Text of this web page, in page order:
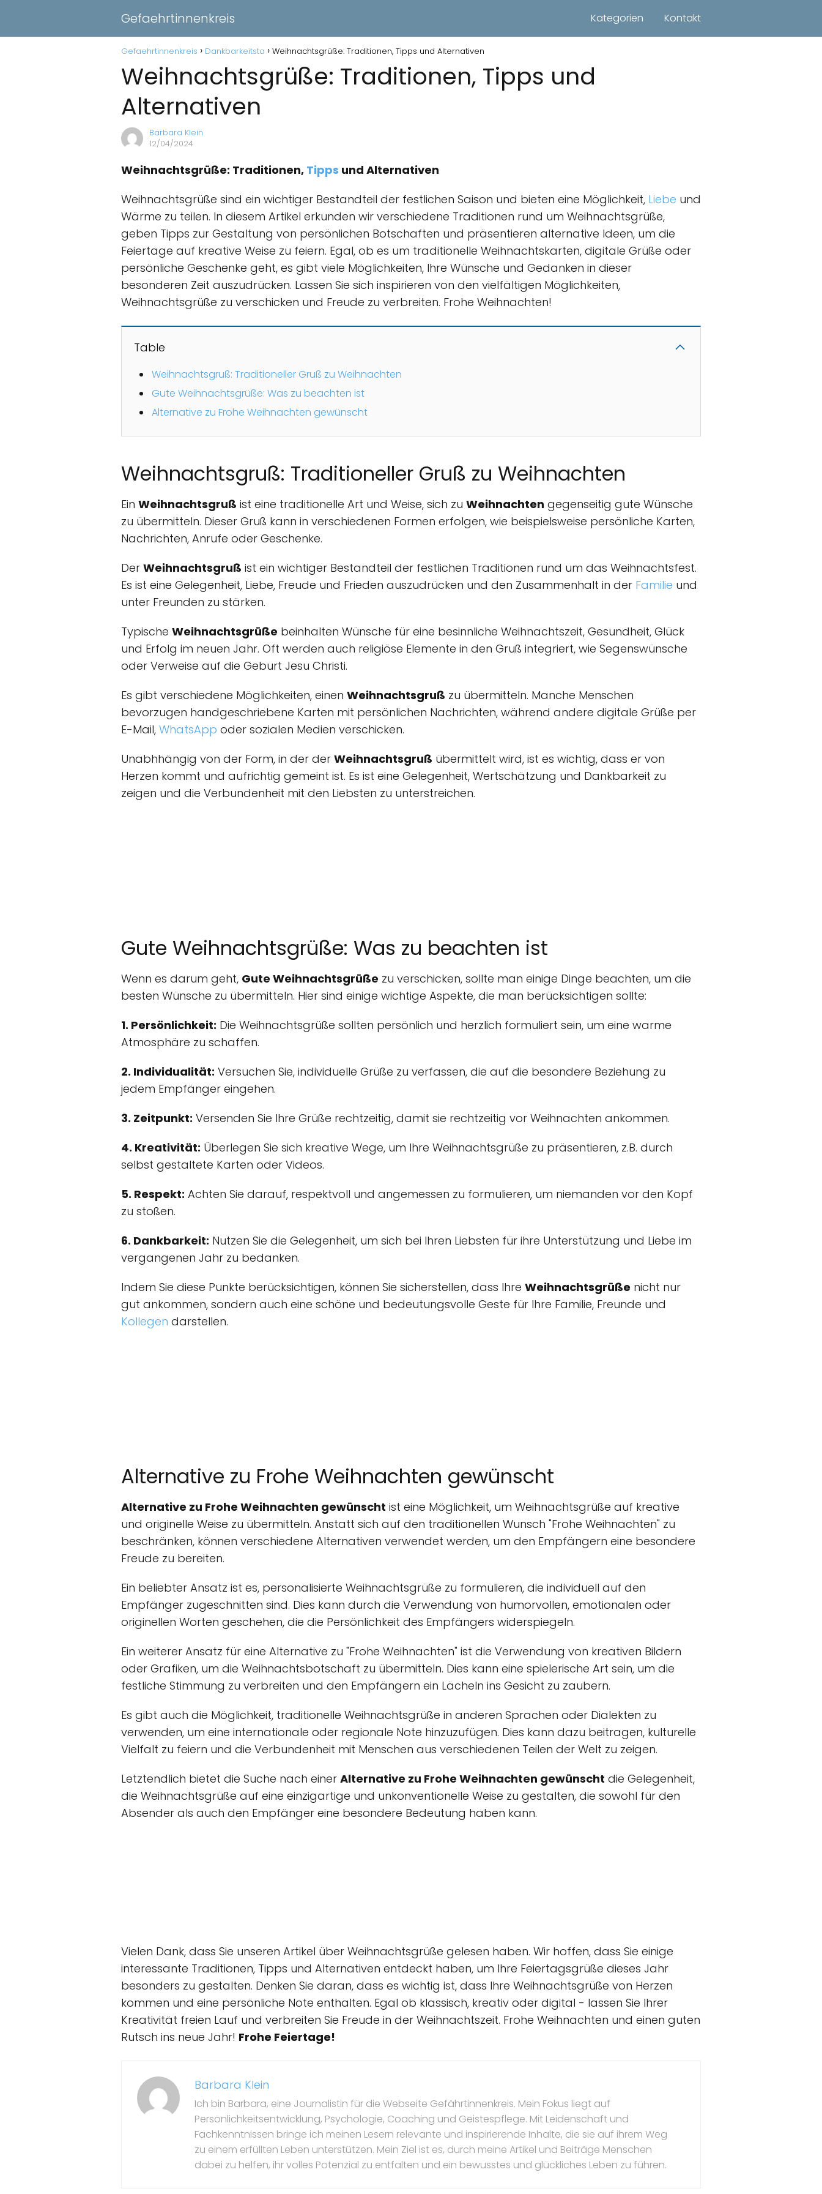
Gefaehrtinnenkreis Kategorien Kontakt
Gefaehrtinnenkreis Dankbarkeitsta Weihnachtsgrüße: Traditionen, Tipps und Alternativen
Weihnachtsgrüße: Traditionen, Tipps und
Alternativen
Barbara Klein
12/04/2024
Weihnachtsgrüße: Traditionen, Tipps und Alternativen
Weihnachtsgrüße sind ein wichtiger Bestandteil der festlichen Saison und bieten eine Möglichkeit, Liebe und
Wärme zu teilen. In diesem Artikel erkunden wir verschiedene Traditionen rund um Weihnachtsgrüße,
geben Tipps zur Gestaltung von persönlichen Botschaften und präsentieren alternative Ideen, um die
Feiertage auf kreative Weise zu feiern. Egal, ob es um traditionelle Weihnachtskarten, digitale Grüße oder
persönliche Geschenke geht, es gibt viele Möglichkeiten, Ihre Wünsche und Gedanken in dieser
besonderen Zeit auszudrücken. Lassen Sie sich inspirieren von den vielfältigen Möglichkeiten,
Weihnachtsgrüße zu verschicken und Freude zu verbreiten. Frohe Weihnachten!
Table
Weihnachtsgruß: Traditioneller Gruß zu Weihnachten
Gute Weihnachtsgrüße: Was zu beachten ist
Alternative zu Frohe Weihnachten gewünscht
Weihnachtsgruß: Traditioneller Gruß zu Weihnachten
Ein Weihnachtsgruß ist eine traditionelle Art und Weise, sich zu Weihnachten gegenseitig gute Wünsche
zu übermitteln. Dieser Gruß kann in verschiedenen Formen erfolgen, wie beispielsweise persönliche Karten,
Nachrichten, Anrufe oder Geschenke.
Der Weihnachtsgruß ist ein wichtiger Bestandteil der festlichen Traditionen rund um das Weihnachtsfest.
Es ist eine Gelegenheit, Liebe, Freude und Frieden auszudrücken und den Zusammenhalt in der Familie und
unter Freunden zu stärken.
Typische Weihnachtsgrüße beinhalten Wünsche für eine besinnliche Weihnachtszeit, Gesundheit, Glück
und Erfolg im neuen Jahr. Oft werden auch religiöse Elemente in den Gruß integriert, wie Segenswünsche
oder Verweise auf die Geburt Jesu Christi.
Es gibt verschiedene Möglichkeiten, einen Weihnachtsgruß zu übermitteln. Manche Menschen
bevorzugen handgeschriebene Karten mit persönlichen Nachrichten, während andere digitale Grüße per
E-Mail, WhatsApp oder sozialen Medien verschicken.
Unabhhängig von der Form, in der der Weihnachtsgruß übermittelt wird, ist es wichtig, dass er von
Herzen kommt und aufrichtig gemeint ist. Es ist eine Gelegenheit, Wertschätzung und Dankbarkeit zu
zeigen und die Verbundenheit mit den Liebsten zu unterstreichen.
Gute Weihnachtsgrüße: Was zu beachten ist
Wenn es darum geht, Gute Weihnachtsgrüße zu verschicken, sollte man einige Dinge beachten, um die
besten Wünsche zu übermitteln. Hier sind einige wichtige Aspekte, die man berücksichtigen sollte:
1. Persönlichkeit: Die Weihnachtsgrüße sollten persönlich und herzlich formuliert sein, um eine warme
Atmosphäre zu schaffen.
2. Individualität: Versuchen Sie, individuelle Grüße zu verfassen, die auf die besondere Beziehung zu
jedem Empfänger eingehen.
3. Zeitpunkt: Versenden Sie Ihre Grüße rechtzeitig, damit sie rechtzeitig vor Weihnachten ankommen.
4. Kreativität: Überlegen Sie sich kreative Wege, um Ihre Weihnachtsgrüße zu präsentieren, z.B. durch
selbst gestaltete Karten oder Videos.
5. Respekt: Achten Sie darauf, respektvoll und angemessen zu formulieren, um niemanden vor den Kopf
zu stoßen.
6. Dankbarkeit: Nutzen Sie die Gelegenheit, um sich bei Ihren Liebsten für ihre Unterstützung und Liebe im
vergangenen Jahr zu bedanken.
Indem Sie diese Punkte berücksichtigen, können Sie sicherstellen, dass Ihre Weihnachtsgrüße nicht nur
gut ankommen, sondern auch eine schöne und bedeutungsvolle Geste für Ihre Familie, Freunde und
Kollegen darstellen.
Alternative zu Frohe Weihnachten gewünscht
Alternative zu Frohe Weihnachten gewünscht ist eine Möglichkeit, um Weihnachtsgrüße auf kreative
und originelle Weise zu übermitteln. Anstatt sich auf den traditionellen Wunsch "Frohe Weihnachten" zu
beschränken, können verschiedene Alternativen verwendet werden, um den Empfängern eine besondere
Freude zu bereiten.
Ein beliebter Ansatz ist es, personalisierte Weihnachtsgrüße zu formulieren, die individuell auf den
Empfänger zugeschnitten sind. Dies kann durch die Verwendung von humorvollen, emotionalen oder
originellen Worten geschehen, die die Persönlichkeit des Empfängers widerspiegeln.
Ein weiterer Ansatz für eine Alternative zu "Frohe Weihnachten" ist die Verwendung von kreativen Bildern
oder Grafiken, um die Weihnachtsbotschaft zu übermitteln. Dies kann eine spielerische Art sein, um die
festliche Stimmung zu verbreiten und den Empfängern ein Lächeln ins Gesicht zu zaubern.
Es gibt auch die Möglichkeit, traditionelle Weihnachtsgrüße in anderen Sprachen oder Dialekten zu
verwenden, um eine internationale oder regionale Note hinzuzufügen. Dies kann dazu beitragen, kulturelle
Vielfalt zu feiern und die Verbundenheit mit Menschen aus verschiedenen Teilen der Welt zu zeigen.
Letztendlich bietet die Suche nach einer Alternative zu Frohe Weihnachten gewünscht die Gelegenheit,
die Weihnachtsgrüße auf eine einzigartige und unkonventionelle Weise zu gestalten, die sowohl für den
Absender als auch den Empfänger eine besondere Bedeutung haben kann.
Vielen Dank, dass Sie unseren Artikel über Weihnachtsgrüße gelesen haben. Wir hoffen, dass Sie einige
interessante Traditionen, Tipps und Alternativen entdeckt haben, um Ihre Feiertagsgrüße dieses Jahr
besonders zu gestalten. Denken Sie daran, dass es wichtig ist, dass Ihre Weihnachtsgrüße von Herzen
kommen und eine persönliche Note enthalten. Egal ob klassisch, kreativ oder digital - lassen Sie Ihrer
Kreativität freien Lauf und verbreiten Sie Freude in der Weihnachtszeit. Frohe Weihnachten und einen guten
Rutsch ins neue Jahr! Frohe Feiertage!
Barbara Klein
Ich bin Barbara, eine Journalistin für die Webseite Gefährtinnenkreis. Mein Fokus liegt auf
Persönlichkeitsentwicklung, Psychologie, Coaching und Geistespflege. Mit Leidenschaft und
Fachkenntnissen bringe ich meinen Lesern relevante und inspirierende Inhalte, die sie auf ihrem Weg
zu einem erfüllten Leben unterstützen. Mein Ziel ist es, durch meine Artikel und Beiträge Menschen
dabei zu helfen, ihr volles Potenzial zu entfalten und ein bewusstes und glückliches Leben zu führen.